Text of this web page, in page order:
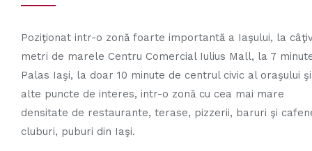
Poziţionat intr-o zonă foarte importantă a Iaşului, la
metri de marele Centru Comercial Iulius Mall, la 7
Palas Iaşi, la doar 10 minute de centrul civic al oraşului
alte puncte de interes, intr-o zonă cu cea mai mare
densitate de restaurante, terase, pizzerii, baruri şi
cluburi, puburi din Iaşi.